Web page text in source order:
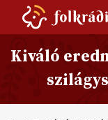
Kiváló